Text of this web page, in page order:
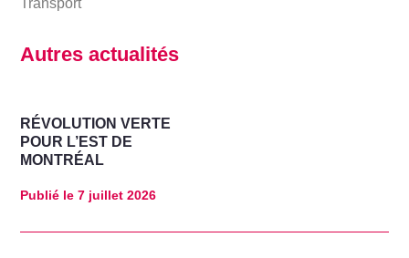
Autres actualités
RÉVOLUTION VERTE
POUR L’EST DE
MONTRÉAL
Publié le 7 juillet 2026